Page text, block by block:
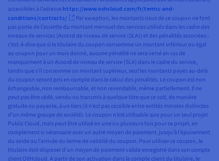
accessibles à l’adresse https://www.ovhcloud.com/fr/terms-and-
conditions/contracts/
Par exception, les montants issus de ce coupon ne font
pas partie de l’assiette du montant mensuel des services utilisés dans les cadre des
niveaux de services (Accord de niveau de service (SLA)) et des pénalités associées ;
c’est-à-dire que si le titulaire du coupon consomme un montant inférieur ou égal
au coupon pour un mois donné, aucune pénalité ne sera versé en cas de
manquement à un Accord de niveau de service (SLA) dans le cadre du service,
tandis que s’il consomme un montant supérieur, seul les montants payés au-delà
du coupon seront pris en compte dans le calcul des pénalités. Le coupon est non
échangeable, non remboursable, et non revendable, même partiellement. Il ne
peut pas être cédé, vendu ou transmis à quelque titre que ce soit, de manière
gratuite ou payante, à un tiers (il n’est pas cessible entre entités morales distinctes
d’un même groupe de société). Le coupon n’est utilisable que pour un seul projet
Public Cloud, mais peut être utilisé en une ou plusieurs fois pour ce projet, en
complément si nécessaire avec un autre moyen de paiement, jusqu’à l’épuisement
du solde ou l’arrivée du terme de validité du coupon. Pour utiliser ce coupon, le
titulaire doit disposer d’un moyen de paiement valide enregistré dans son compte
client OVHcloud. A partir de son activation dans le compte client du titulaire, le